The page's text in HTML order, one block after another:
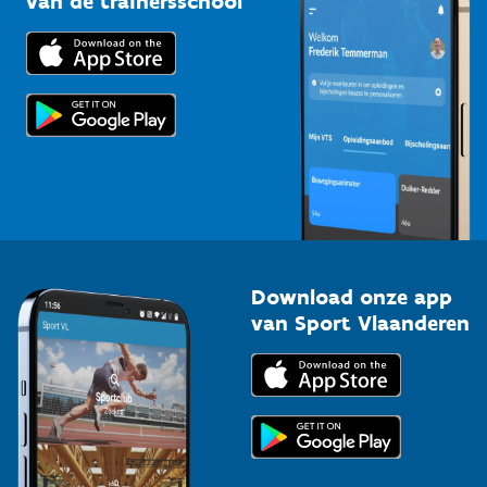
Trainers en begeleiders
Topsporters
Downloads
Voor de pers
Download onze app
van Sport Vlaanderen